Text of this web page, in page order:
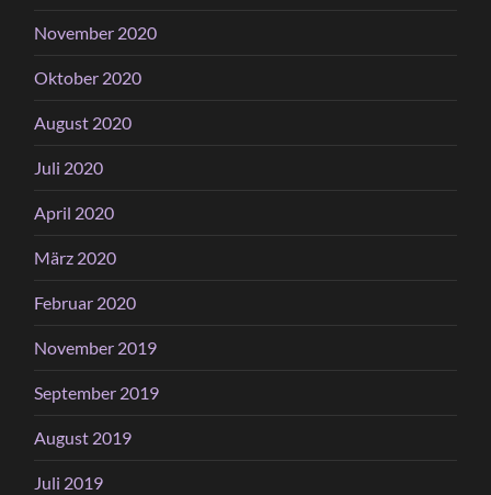
November 2020
Oktober 2020
August 2020
Juli 2020
April 2020
März 2020
Februar 2020
November 2019
September 2019
August 2019
Juli 2019